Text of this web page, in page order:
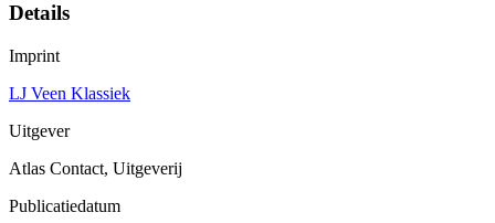
Details
Imprint
LJ Veen Klassiek
Uitgever
Atlas Contact, Uitgeverij
Publicatiedatum